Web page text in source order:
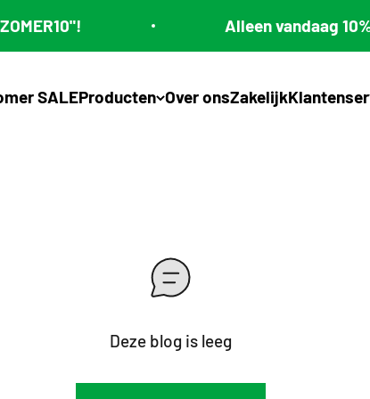
Alleen vandaag 10%
SALEProducten Over onsZakelijk
Deze blog is leeg